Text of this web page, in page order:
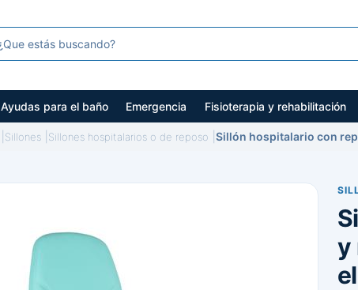
Ayudas para el baño Emergencia Fisioterapia y rehabilitación
Sillones Sillones hospitalarios o de reposo Sillón hospitalario con
y